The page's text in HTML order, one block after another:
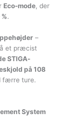
Eco-mode, der
.
–
et præcist
STIGA-
på 108
færre ture.
System